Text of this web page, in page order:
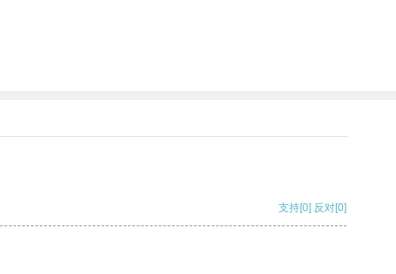
支持[0] 反对[0]